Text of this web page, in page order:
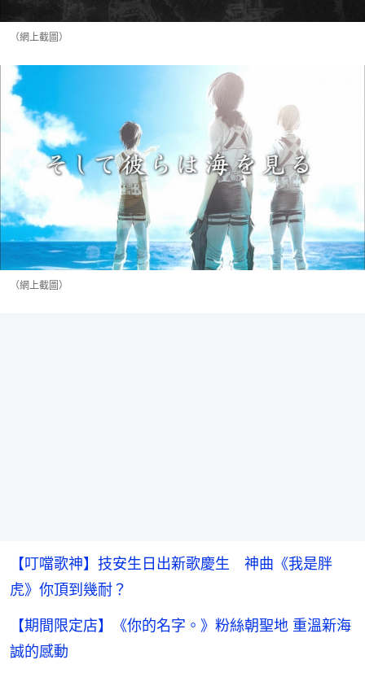
（網上截圖）
（網上截圖）
【叮噹歌神】技安生日出新歌慶生 神曲《我是胖
虎》你頂到幾耐？
【期間限定店】《你的名字。》粉絲朝聖地 重溫新海
誠的感動